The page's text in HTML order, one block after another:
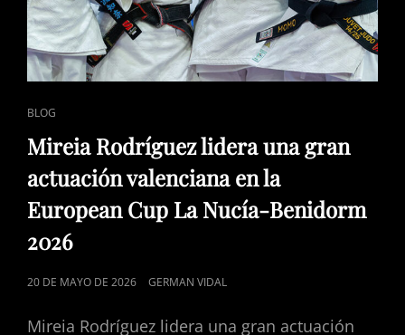
ENLACES
DE
CATEGORÍAS
BLOG
Mireia Rodríguez lidera una gran
actuación valenciana en la
European Cup La Nucía-Benidorm
2026
PUBLICADO
20 DE MAYO DE 2026 GERMAN VIDAL
Mireia Rodríguez lidera una gran actuación